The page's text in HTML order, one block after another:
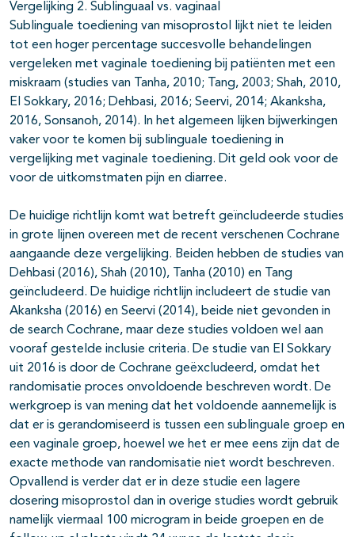
Vergelijking 2. Sublinguaal vs. vaginaal
Sublinguale toediening van misoprostol lijkt niet te leiden
tot een hoger percentage succesvolle behandelingen
vergeleken met vaginale toediening bij patiënten met een
miskraam (studies van Tanha, 2010; Tang, 2003; Shah, 2010,
El Sokkary, 2016; Dehbasi, 2016; Seervi, 2014; Akanksha,
2016, Sonsanoh, 2014). In het algemeen lijken bijwerkingen
vaker voor te komen bij sublinguale toediening in
vergelijking met vaginale toediening. Dit geld ook voor de
voor de uitkomstmaten pijn en diarree.
De huidige richtlijn komt wat betreft geïncludeerde studies
in grote lijnen overeen met de recent verschenen Cochrane
aangaande deze vergelijking. Beiden hebben de studies van
Dehbasi (2016), Shah (2010), Tanha (2010) en Tang
geïncludeerd. De huidige richtlijn includeert de studie van
Akanksha (2016) en Seervi (2014), beide niet gevonden in
de search Cochrane, maar deze studies voldoen wel aan
vooraf gestelde inclusie criteria. De studie van El Sokkary
uit 2016 is door de Cochrane geëxcludeerd, omdat het
randomisatie proces onvoldoende beschreven wordt. De
werkgroep is van mening dat het voldoende aannemelijk is
dat er is gerandomiseerd is tussen een sublinguale groep en
een vaginale groep, hoewel we het er mee eens zijn dat de
exacte methode van randomisatie niet wordt beschreven.
Opvallend is verder dat er in deze studie een lagere
dosering misoprostol dan in overige studies wordt gebruik
namelijk viermaal 100 microgram in beide groepen en de